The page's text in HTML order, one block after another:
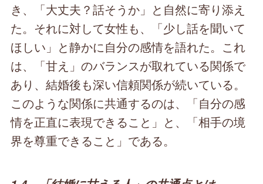
き、「大丈夫？話そうか」と自然に寄り添え
た。それに対して女性も、「少し話を聞いて
ほしい」と静かに自分の感情を語れた。これ
は、「甘え」のバランスが取れている関係で
あり、結婚後も深い信頼関係が続いている。
このような関係に共通するのは、「自分の感
情を正直に表現できること」と、「相手の境
界を尊重できること」である。